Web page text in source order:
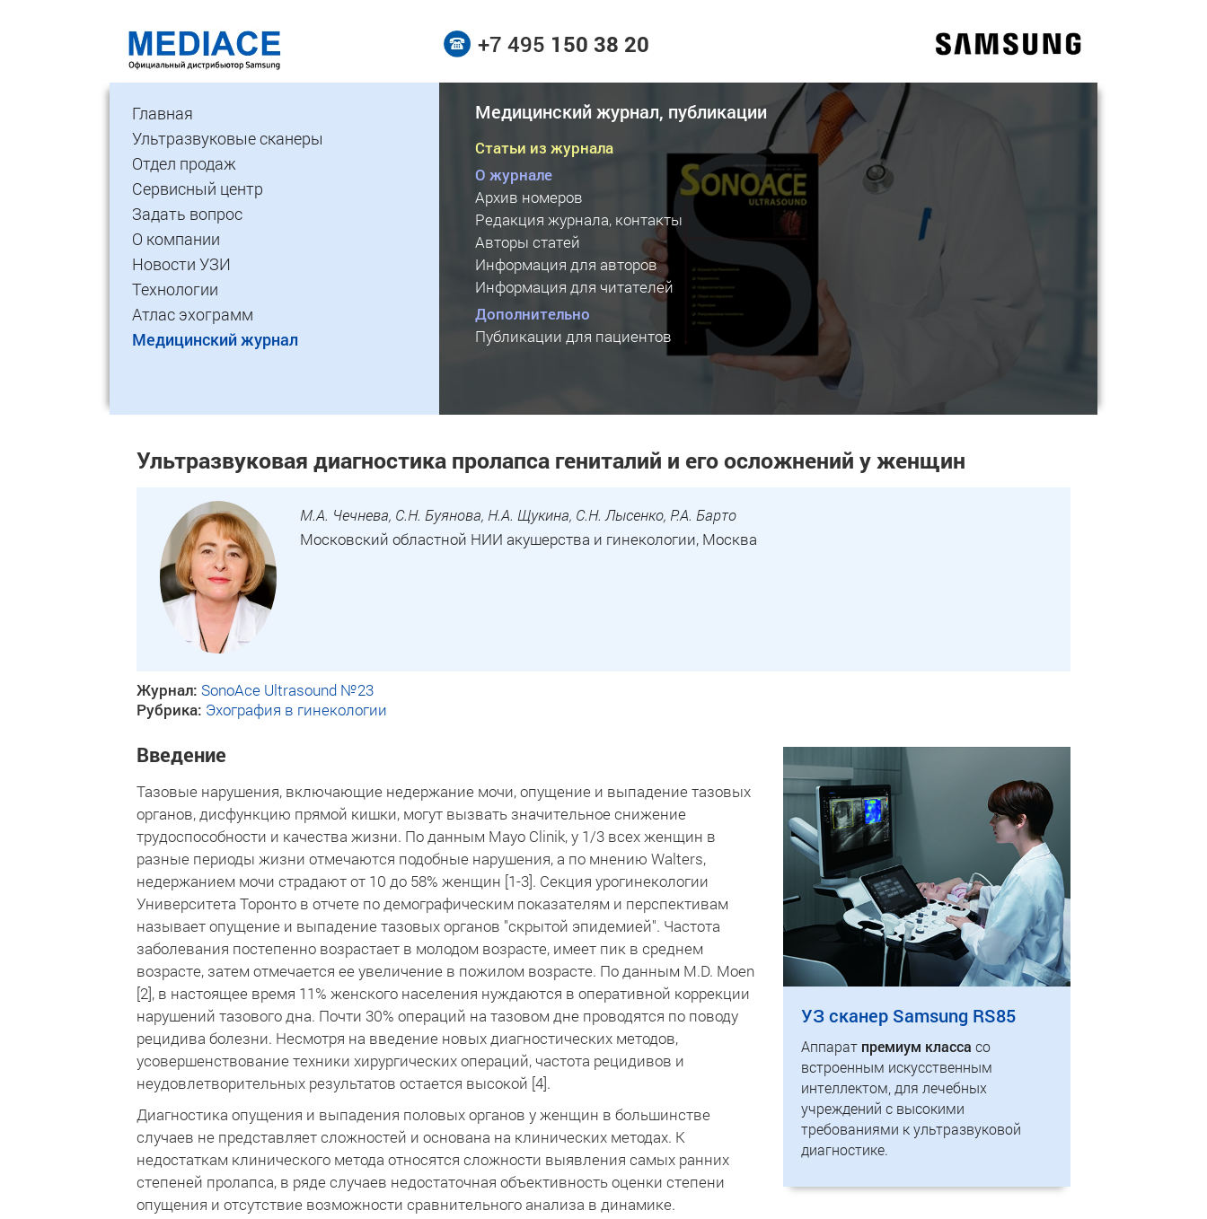
+7 495 150 38 20
Главная
Ультразвуковые сканеры
Отдел продаж
Сервисный центр
Задать вопрос
О компании
Новости УЗИ
Технологии
Атлас эхограмм
Медицинский журнал
Медицинский журнал, публикации
Статьи из журнала
О журнале
Архив номеров
Редакция журнала, контакты
Авторы статей
Информация для авторов
Информация для читателей
Дополнительно
Публикации для пациентов
Ультразвуковая диагностика пролапса гениталий и его осложнений у женщин
М.А. Чечнева, С.Н. Буянова, Н.А. Щукина, С.Н. Лысенко, Р.А. Барто
Московский областной НИИ акушерства и гинекологии, Москва
Журнал: SonoAce Ultrasound №23
Рубрика: Эхография в гинекологии
УЗ сканер Samsung RS85
Аппарат премиум класса со
встроенным искусственным
интеллектом, для лечебных
учреждений с высокими
требованиями к ультразвуковой
диагностике.
Введение
Тазовые нарушения, включающие недержание мочи, опущение и выпадение тазовых
органов, дисфункцию прямой кишки, могут вызвать значительное снижение
трудоспособности и качества жизни. По данным Mayo Clinik, у 1/3 всех женщин в
разные периоды жизни отмечаются подобные нарушения, а по мнению Walters,
недержанием мочи страдают от 10 до 58% женщин [1-3]. Секция урогинекологии
Университета Торонто в отчете по демографическим показателям и перспективам
называет опущение и выпадение тазовых органов "скрытой эпидемией". Частота
заболевания постепенно возрастает в молодом возрасте, имеет пик в среднем
возрасте, затем отмечается ее увеличение в пожилом возрасте. По данным M.D. Moen
[2], в настоящее время 11% женского населения нуждаются в оперативной коррекции
нарушений тазового дна. Почти 30% операций на тазовом дне проводятся по поводу
рецидива болезни. Несмотря на введение новых диагностических методов,
усовершенствование техники хирургических операций, частота рецидивов и
неудовлетворительных результатов остается высокой [4].
Диагностика опущения и выпадения половых органов у женщин в большинстве
случаев не представляет сложностей и основана на клинических методах. К
недостаткам клинического метода относятся сложности выявления самых ранних
степеней пролапса, в ряде случаев недостаточная объективность оценки степени
опущения и отсутствие возможности сравнительного анализа в динамике.